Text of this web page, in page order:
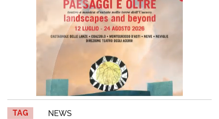
TAG NEWS